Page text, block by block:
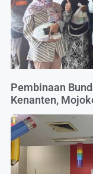
Pembinaan
Kenanten,